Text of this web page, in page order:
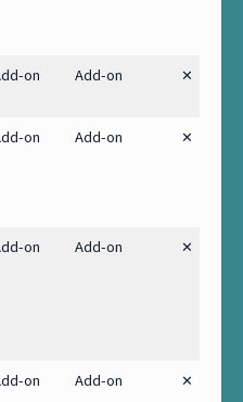
on Add-on ✕
on Add-on ✕
on Add-on ✕
on Add-on ✕